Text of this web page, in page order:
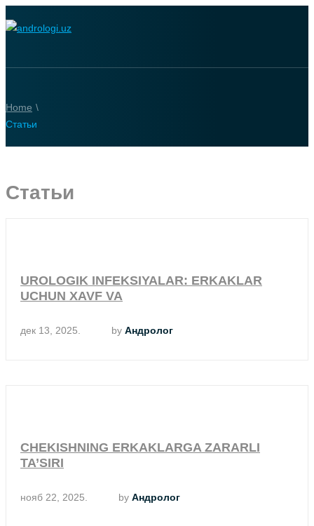
Home \
Статьи
Статьи
UROLOGIK INFEKSIYALAR: ERKAKLAR
UCHUN XAVF VA
дек 13, 2025. by Андролог
CHEKISHNING ERKAKLARGA ZARARLI
TA’SIRI
нояб 22, 2025. by Андролог